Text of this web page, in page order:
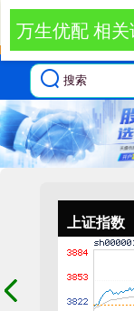
上证指数
万生优配 相